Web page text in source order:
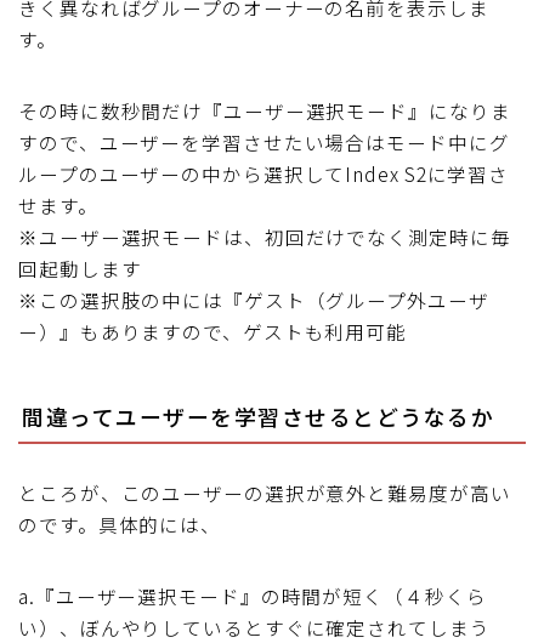
きく異なればグループのオーナーの名前を表示しま
す。
その時に数秒間だけ『ユーザー選択モード』になりま
すので、ユーザーを学習させたい場合はモード中にグ
ループのユーザーの中から選択してIndex S2に学習さ
せます。
※ユーザー選択モードは、初回だけでなく測定時に毎
回起動します
※この選択肢の中には『ゲスト（グループ外ユーザ
ー）』もありますので、ゲストも利用可能
間違ってユーザーを学習させるとどうなるか
ところが、このユーザーの選択が意外と難易度が高い
のです。具体的には、
a.『ユーザー選択モード』の時間が短く（４秒くら
い）、ぼんやりしているとすぐに確定されてしまう